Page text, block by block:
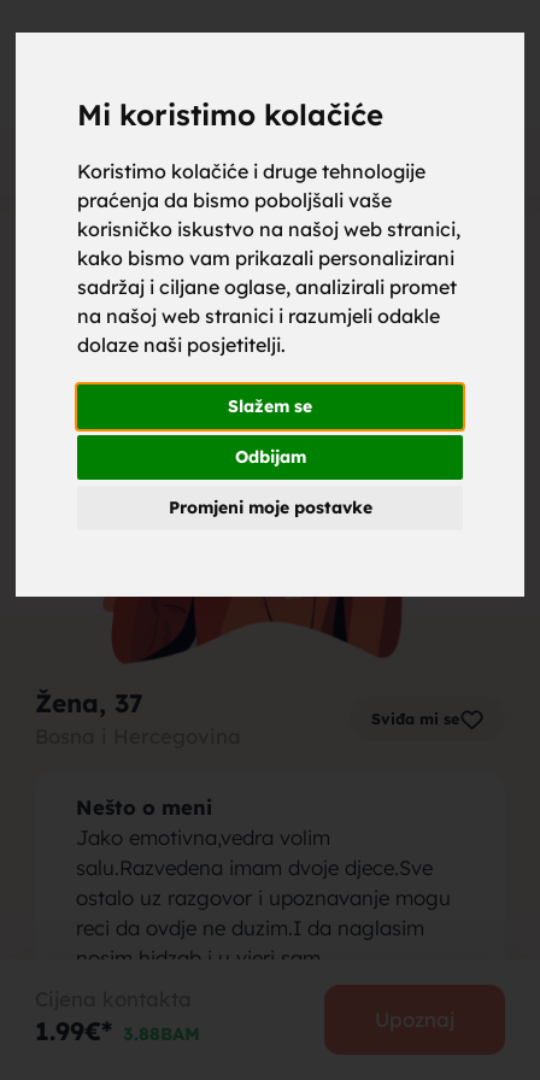
Mi koristimo kolačiće
Koristimo kolačiće i druge tehnologije
praćenja da bismo poboljšali vaše
korisničko iskustvo na našoj web stranici,
kako bismo vam prikazali personalizirani
sadržaj i ciljane oglase, analizirali promet
na našoj web stranici i razumjeli odakle
dolaze naši posjetitelji.
Slažem se
Odbijam
Promjeni moje postavke
Oglas
Žena, 37 Sviđa mi se
Nešto o meni
Jako emotivna,vedra volim
salu.Razvedena imam dvoje djece.Sve
ostalo uz razgovor i upoznavanje mogu
reci da ovdje ne duzim.I da naglasim
nosim hidzab i u vjeri sam.
Trazim razumnog partnera koji ce
prihvatiti moju djecu i pomoci mi ih
1.99€* 3.88BAM
Upoznaj
upoznaj
za brak,
zene za
brak,
muskarci
za brak,